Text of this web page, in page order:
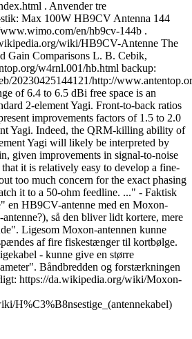
. Anvender tre
Max 100W HB9CV Antenna 144
en/hb9cv-144b .
wiki/HB9CV-Antenne The
Gain Comparisons L. B. Cebik,
w4rnl.001/hb.html backup:
20230425144121/http://
of 6.4 to 6.5 dBi free space is an
2-element Yagi. Front-to-back ratios
improvements factors of 1.5 to 2.0
Yagi. Indeed, the QRM-killing ability of
Yagi will likely be interpreted by
given improvements in signal-to-noise
it is relatively easy to develop a fine-
too much concern for the exact phasing
it to a 50-ohm feedline. ..." - Faktisk
en HB9CV-antenne med en Moxon-
så den bliver lidt kortere, mere
Ligesom Moxon-antennen kunne
af fire fiskestænger til kortbølge.
- kunne give en større
Båndbredden og forstærkningen
https://da.wikipedia.org/wiki/Moxon-
H%C3%B8nsestige_(antennekabel)